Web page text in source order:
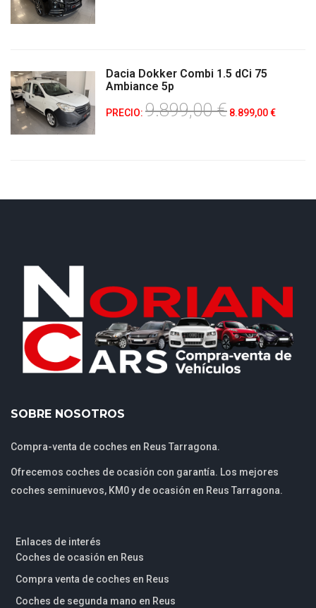
Dacia Dokker Combi 1.5 dCi 75
Ambiance 5p
PRECIO: 9.899,00 € 8.899,00 €
SOBRE NOSOTROS
Compra-venta de coches en Reus Tarragona.
Ofrecemos coches de ocasión con garantía. Los mejores
coches seminuevos, KM0 y de ocasión en Reus Tarragona.
Enlaces de interés
Coches de ocasión en Reus
Compra venta de coches en Reus
Coches de segunda mano en Reus